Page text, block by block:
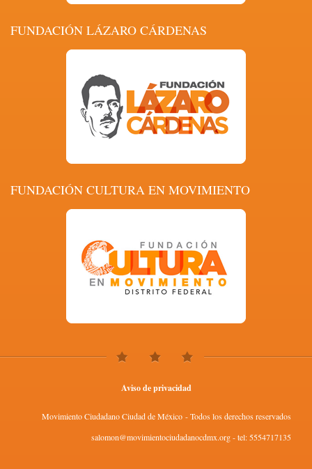
FUNDACIÓN LÁZARO CÁRDENAS
FUNDACIÓN CULTURA EN MOVIMIENTO
Aviso de privacidad
Movimiento Ciudadano Ciudad de México - Todos los derechos reservados
salomon@movimientociudadanocdmx.org - tel: 5554717135